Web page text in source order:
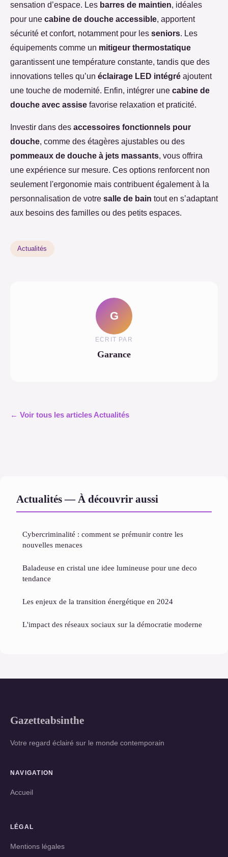
sensation d’espace. Les barres de maintien, idéales
pour une cabine de douche accessible, apportent
sécurité et confort, notamment pour les seniors. Les
équipements comme un mitigeur thermostatique
garantissent une température constante, tandis que des
innovations telles qu’un éclairage LED intégré ajoutent
une touche de modernité. Enfin, intégrer une cabine de
douche avec assise favorise relaxation et praticité.
Investir dans des accessoires fonctionnels pour
douche, comme des étagères ajustables ou des
pommeaux de douche à jets massants, vous offrira
une expérience sur mesure. Ces options renforcent non
seulement l'ergonomie mais contribuent également à la
personnalisation de votre salle de bain tout en s’adaptant
aux besoins des familles ou des petits espaces.
Actualités
G
ECRIT PAR
Garance
← Voir tous les articles Actualités
Actualités — À découvrir aussi
Cybercriminalité : comment se prémunir contre les
nouvelles menaces
Baladeuse en cristal une idee lumineuse pour une deco
tendance
Les enjeux de la transition énergétique en 2024
L'impact des réseaux sociaux sur la démocratie moderne
Gazetteabsinthe
Votre regard éclairé sur le monde contemporain
NAVIGATION
Accueil
LÉGAL
Mentions légales